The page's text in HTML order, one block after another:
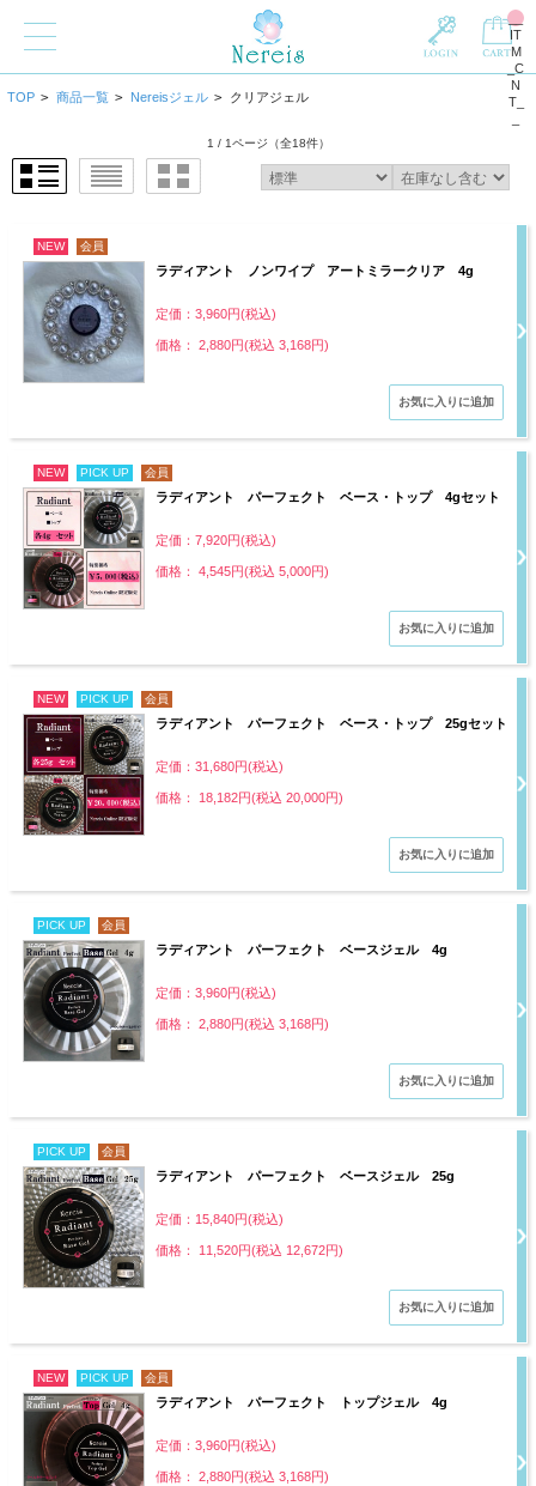
__
IT
M
_C
N
T_
TOP > 商品一覧 > Nereisジェル > クリアジェル
1 / 1ページ （全18件）
NEW 会員
ラディアント ノンワイプ アートミラークリア 4g
定価：3,960円(税込)
価格： 2,880円(税込 3,168円)
NEW PICK UP 会員
ラディアント パーフェクト ベース・トップ 4gセット
定価：7,920円(税込)
価格： 4,545円(税込 5,000円)
NEW PICK UP 会員
ラディアント パーフェクト ベース・トップ 25gセット
定価：31,680円(税込)
価格： 18,182円(税込 20,000円)
PICK UP 会員
ラディアント パーフェクト ベースジェル 4g
定価：3,960円(税込)
価格： 2,880円(税込 3,168円)
PICK UP 会員
ラディアント パーフェクト ベースジェル 25g
定価：15,840円(税込)
価格： 11,520円(税込 12,672円)
NEW PICK UP 会員
ラディアント パーフェクト トップジェル 4g
定価：3,960円(税込)
価格： 2,880円(税込 3,168円)